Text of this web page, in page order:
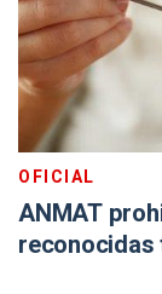
OFICIAL
ANMAT